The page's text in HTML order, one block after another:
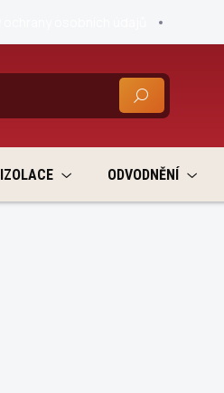
HLEDAT
IZOLACE ODVODNĚNÍ